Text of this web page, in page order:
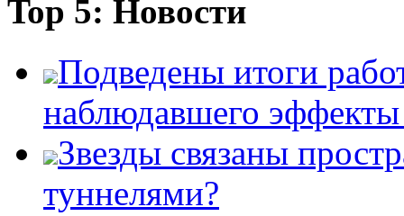
Top 5: Новости
Подведены итоги
наблюдавшего
Звезды связаны
туннелями?